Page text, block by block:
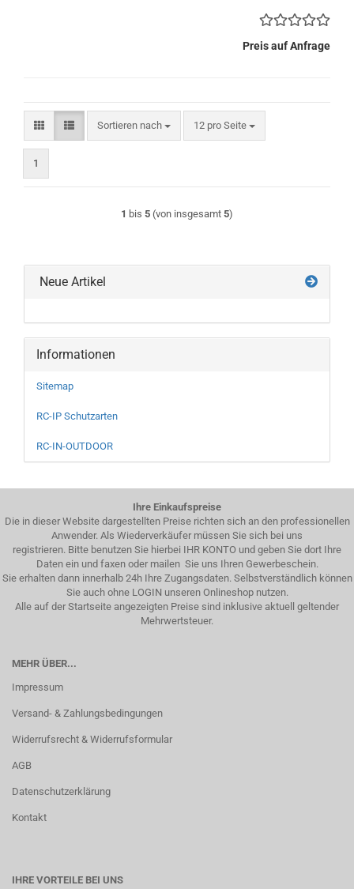
Preis auf Anfrage
Sortieren nach
Sortieren nach 12 pro Seite
pro Seite
1
1 bis 5 (von insgesamt 5)
Neue Artikel
Informationen
Sitemap
RC-IP Schutzarten
RC-IN-OUTDOOR
Ihre Einkaufspreise
Die in dieser Website dargestellten Preise richten sich an den professionellen
Anwender. Als Wiederverkäufer müssen Sie sich bei uns
registrieren. Bitte benutzen Sie hierbei IHR KONTO und geben Sie dort Ihre
Daten ein und faxen oder mailen Sie uns Ihren Gewerbeschein.
Sie erhalten dann innerhalb 24h Ihre Zugangsdaten. Selbstverständlich können
Sie auch ohne LOGIN unseren Onlineshop nutzen.
Alle auf der Startseite angezeigten Preise sind inklusive aktuell geltender
Mehrwertsteuer.
MEHR ÜBER...
Impressum
Versand- & Zahlungsbedingungen
Widerrufsrecht & Widerrufsformular
AGB
Datenschutzerklärung
Kontakt
IHRE VORTEILE BEI UNS